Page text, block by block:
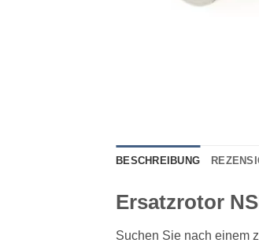
BESCHREIBUNG
Ersatzrotor
Suchen Sie nach einem